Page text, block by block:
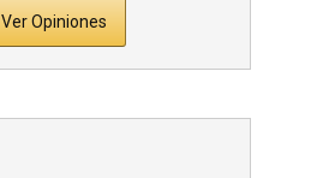
Ver Opiniones